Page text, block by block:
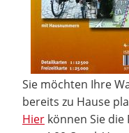
Sie möchten Ihre
bereits zu Hause
Hier können Sie die